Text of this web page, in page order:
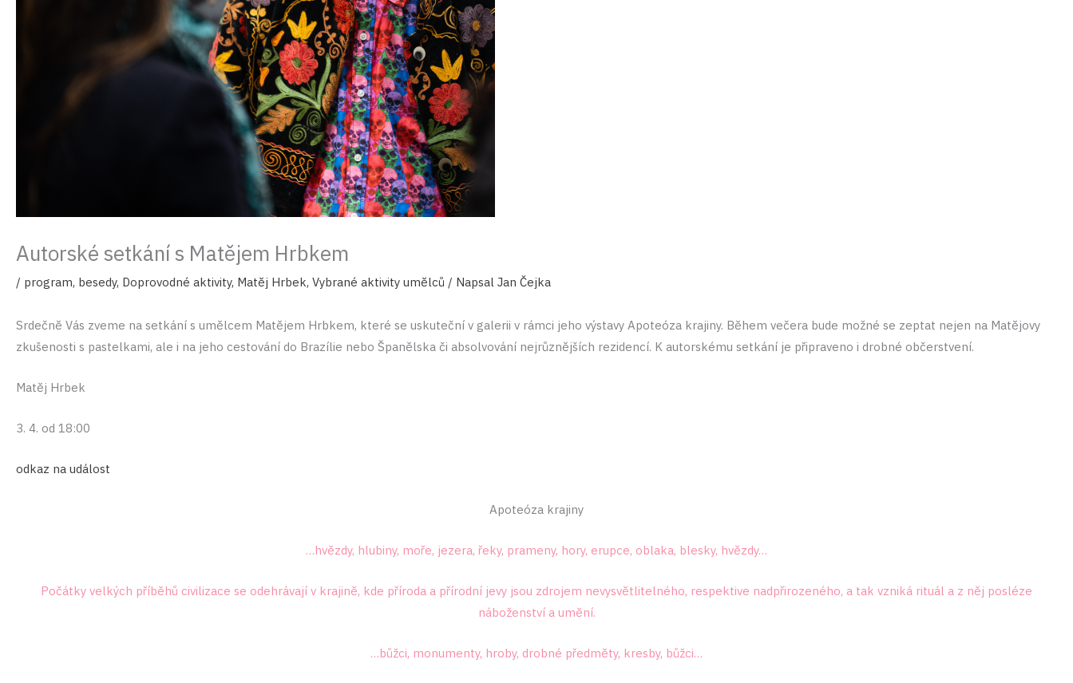
Autorské setkání s Matějem Hrbkem
/ program, besedy, Doprovodné aktivity, Matěj Hrbek, Vybrané aktivity umělců / Napsal Jan Čejka
Srdečně Vás zveme na setkání s umělcem Matějem Hrbkem, které se uskuteční v galerii v rámci jeho výstavy Apoteóza krajiny. Během večera bude možné se zeptat nejen na Matějovy
zkušenosti s pastelkami, ale i na jeho cestování do Brazílie nebo Španělska či absolvování nejrůznějších rezidencí. K autorskému setkání je připraveno i drobné občerstvení.
Matěj Hrbek
3. 4. od 18:00
odkaz na událost
Apoteóza krajiny
…hvězdy, hlubiny, moře, jezera, řeky, prameny, hory, erupce, oblaka, blesky, hvězdy…
Počátky velkých příběhů civilizace se odehrávají v krajině, kde příroda a přírodní jevy jsou zdrojem nevysvětlitelného, respektive nadpřirozeného, a tak vzniká rituál a z něj posléze
náboženství a umění.
…bůžci, monumenty, hroby, drobné předměty, kresby, bůžci…